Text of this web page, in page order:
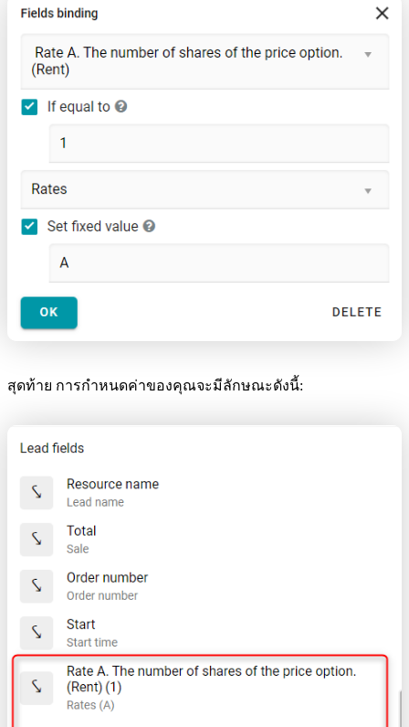
สุดท้าย การกำหนดค่าของคุณจะมีลักษณะดังนี้: